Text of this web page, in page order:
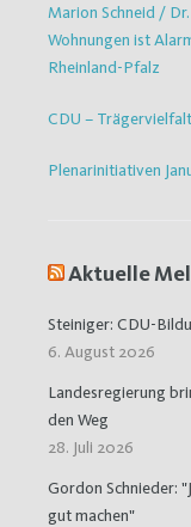
Marion Schneid /
Wohnungen ist
Rheinland-Pfalz
CDU –
Plenarinitiativen
Aktuelle
Steiniger: CDU-
6. August 2026
Landesregierung
den Weg
28. Juli 2026
Gordon Schnieder:
gut machen"